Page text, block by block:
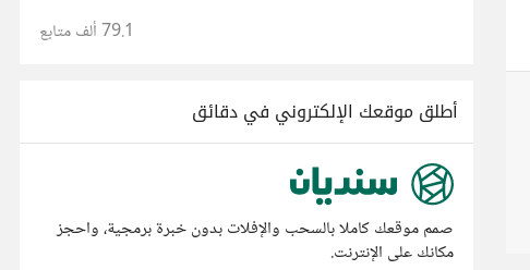
79.1 ألف متابع
أطلق موقعك الإلكتروني في دقائق
صمم موقعك كاملا بالسحب والإفلات بدون خبرة برمجية، واحجز
مكانك على الإنترنت.